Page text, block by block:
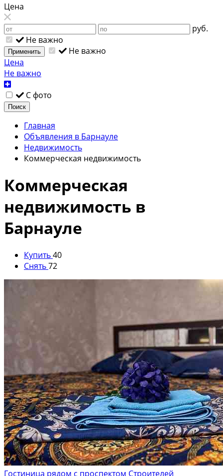
Цена
руб.
Не важно
Применить
Не важно
Цена
Не важно
С фото
Поиск
Главная
Объявления в Барнауле
Недвижимость
Коммерческая недвижимость
Коммерческая
недвижимость в
Барнауле
Купить40
Снять72
Гостиница рядом с проспектом Строителей